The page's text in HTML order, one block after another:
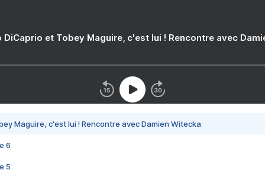
DiCaprio et Tobey Maguire, c'est lui ! Rencontre avec
Maguire, c'est lui ! Rencontre avec Damien Witecka
6
5